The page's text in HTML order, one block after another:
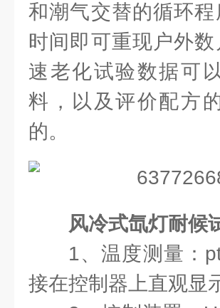
和潮气交替的循环
时间即可重现户外
速老化试验数据可
料，以及评价配方
的。
风冷式氙灯耐候
1、温度测量：
接在控制器上直观显